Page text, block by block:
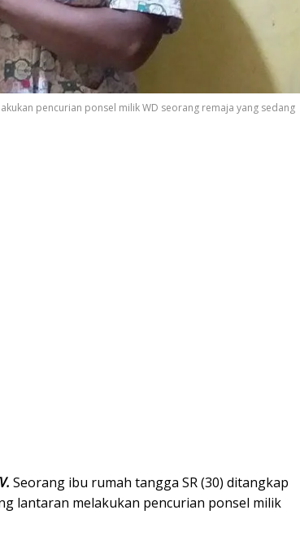
pencurian ponsel milik WD seorang remaja yang sedang
Seorang ibu rumah tangga SR (30) ditangkap
lantaran melakukan pencurian ponsel milik